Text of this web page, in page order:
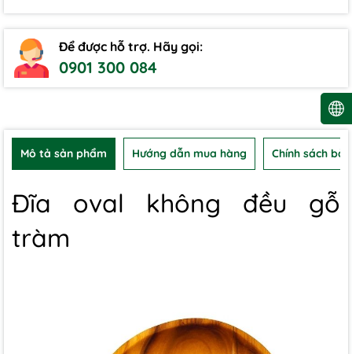
Để được hỗ trợ. Hãy gọi:
0901 300 084
Mô tả sản phẩm Hướng dẫn mua hàng Chính sách
Đĩa oval không đều gỗ
tràm